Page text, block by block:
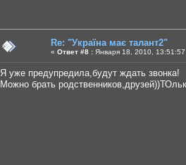
Re: "Україна має талант2"
« Ответ #8 : Января 18, 2010,
Я уже предупредила,будут ждать звонка!
Можно брать